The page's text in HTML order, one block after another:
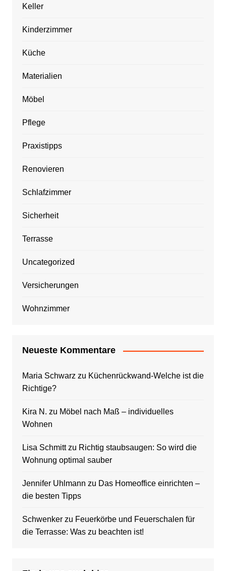
Keller
Kinderzimmer
Küche
Materialien
Möbel
Pflege
Praxistipps
Renovieren
Schlafzimmer
Sicherheit
Terrasse
Uncategorized
Versicherungen
Wohnzimmer
Neueste Kommentare
Maria Schwarz zu Küchenrückwand-Welche ist die
Richtige?
Kira N. zu Möbel nach Maß – individuelles
Wohnen
Lisa Schmittzu Richtig staubsaugen: So wird die
Wohnung optimal sauber
Jennifer Uhlmann zu Das Homeoffice einrichten –
die besten Tipps
Schwenkerzu Feuerkörbe und Feuerschalen für
die Terrasse: Was zu beachten ist!